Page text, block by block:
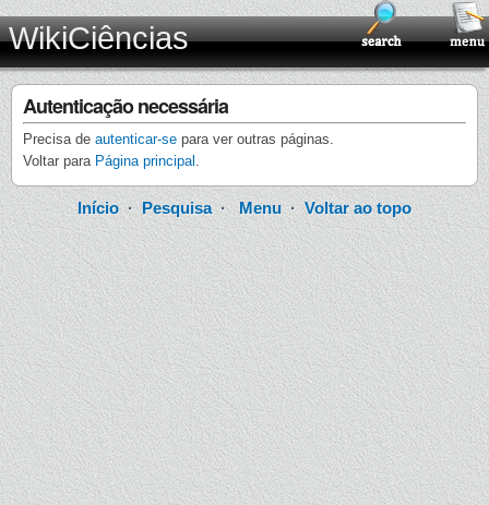
WikiCiências
Autenticação necessária
Precisa de autenticar-se para ver outras páginas.
Voltar para Página principal .
Início · Pesquisa·Menu ·Voltar ao topo